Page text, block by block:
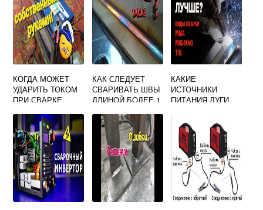
КОГДА МОЖЕТ
УДАРИТЬ ТОКОМ
ПРИ СВАРКЕ
КАК СЛЕДУЕТ
СВАРИВАТЬ ШВЫ
ДЛИНОЙ БОЛЕЕ 1
ВЫПОЛНЯЕМЫЕ
РУЧНОЙ ИЛИ
МЕХАНИЗИРОВАН
НОЙ СВАРКОЙ
КАКИЕ
ИСТОЧНИКИ
ПИТАНИЯ ДУГИ
СВАРКИ
НАПЛАВКИ В
УГЛЕКИСЛОМ
ГАЗЕ